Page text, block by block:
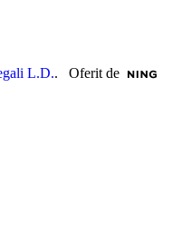
L.D.. Oferit de